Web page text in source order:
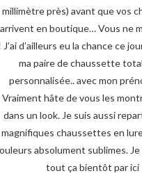
millimètre près) avant que vos
en boutique… Vous ne
J’ai d’ailleurs eu la chance ce
ma paire de chaussette
personnalisée.. avec mon
Vraiment hâte de vous les
dans un look. Je suis aussi
magnifiques chaussettes en
absolument sublimes.
tout ça bientôt par ici